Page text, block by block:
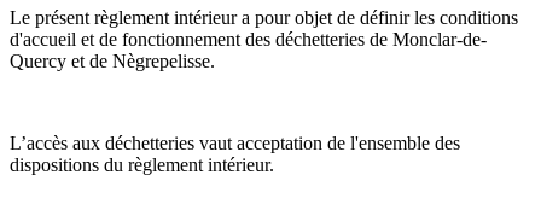
Le présent règlement intérieur a pour objet de définir les conditions
d'accueil et de fonctionnement des déchetteries de Monclar-de-
Quercy et de Nègrepelisse.
L’accès aux déchetteries vaut acceptation de l'ensemble des
dispositions du règlement intérieur.